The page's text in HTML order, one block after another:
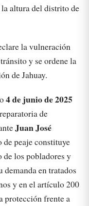
altura del distrito de
la vulneración
y se ordene la
de Jahuay.
4 de junio de 2025
de
Juan José
de peaje constituye
los pobladores y
demanda en tratados
y en el artículo 200
protección frente a